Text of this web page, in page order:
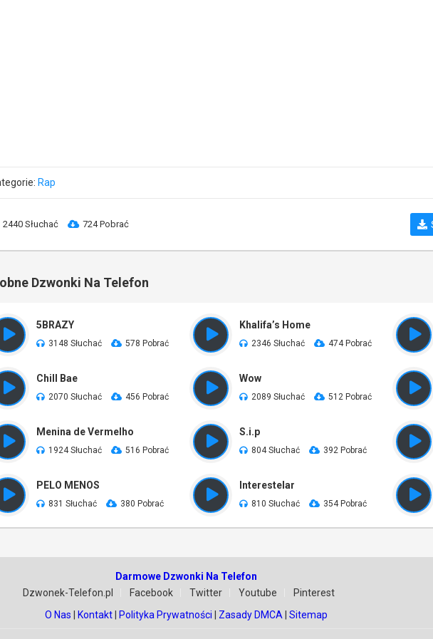
Rap
2440 Słuchać 724 Pobrać
Dzwonki Na Telefon
5BRAZY
3148 Słuchać 578 Pobrać
Khalifa’s Home
2346 Słuchać 474 Pobrać
Chill Bae
2070 Słuchać 456 Pobrać
Wow
2089 Słuchać 512 Pobrać
Menina de Vermelho
1924 Słuchać 516 Pobrać
S.i.p
804 Słuchać 392 Pobrać
PELO MENOS
831 Słuchać 380 Pobrać
Interestelar
810 Słuchać 354 Pobrać
Darmowe Dzwonki Na Telefon
Dzwonek-Telefon.pl
Facebook Twitter Youtube
Pinterest
O Nas
Kontakt| Polityka Prywatności Zasady DMCA Sitemap